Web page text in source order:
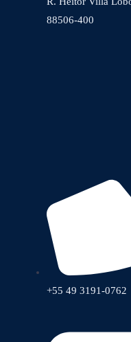
88506-400
+55 49 3191-0762